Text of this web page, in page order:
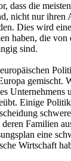
dass die
nicht nur ihren
Dies wird
haben, die von
sind.
gemischt.
Unternehmens
Einige
Familien
eine
Wirtschaft